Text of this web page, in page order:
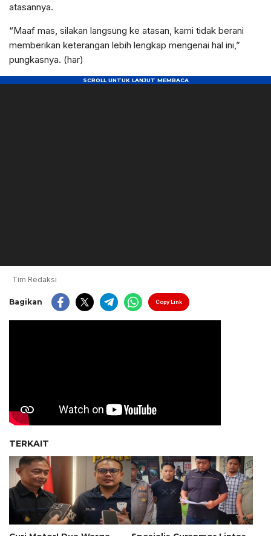
atasannya.
“Maaf mas, silakan langsung ke atasan, kami tidak berani
memberikan keterangan lebih lengkap mengenai hal ini,”
pungkasnya. (har)
Tim Redaksi
Bagikan Copy Link
TERKAIT